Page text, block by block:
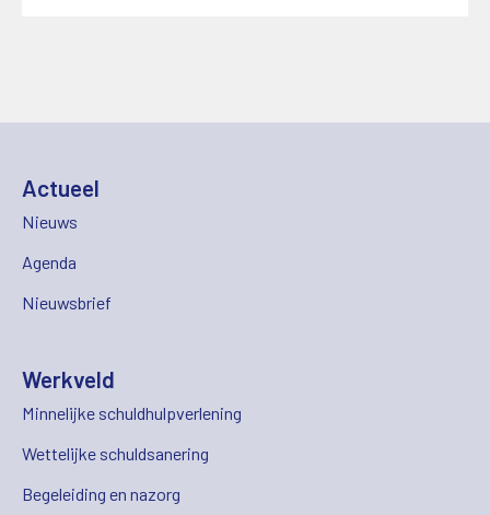
Actueel
Nieuws
Agenda
Nieuwsbrief
Werkveld
Minnelijke schuldhulpverlening
Wettelijke schuldsanering
Begeleiding en nazorg